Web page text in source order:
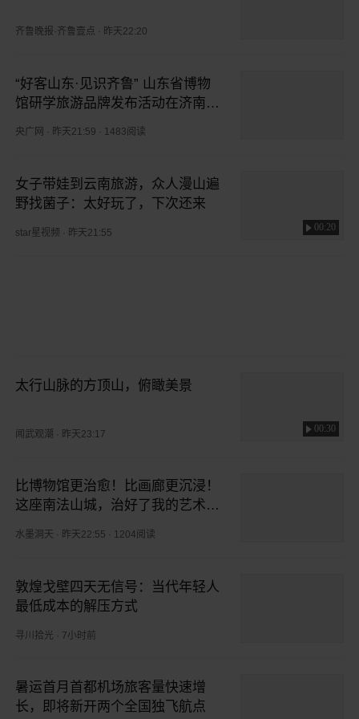
齐鲁晚报·齐鲁壹点 昨天22:20
“好客山东·见识齐鲁” 山东省博物
馆研学旅游品牌发布活动在济南举
央广网 昨天21:59 1483阅读
女子带娃到云南旅游，众人漫山遍
野找菌子：太好玩了，下次还来
00:20
star星视频 昨天21:55
太行山脉的方顶山，俯瞰美景
00:30
闻武观潮 昨天23:17
比博物馆更治愈！比画廊更沉浸！
这座南法山城，治好了我的艺术疲
水墨洞天 昨天22:55 1204阅读
敦煌戈壁四天无信号：当代年轻人
最低成本的解压方式
寻川拾光 7小时前
暑运首月首都机场旅客量快速增
长，即将新开两个全国独飞航点